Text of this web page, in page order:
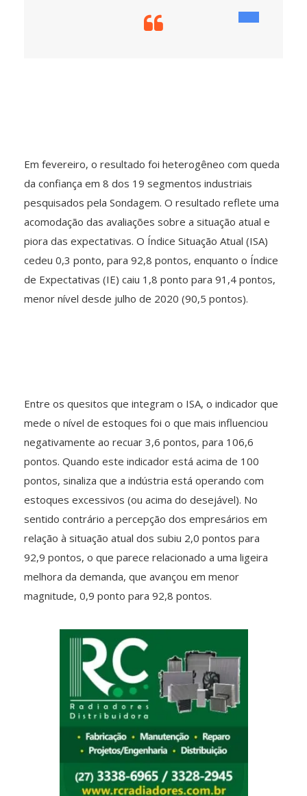
Em fevereiro, o resultado foi heterogêneo com queda
da confiança em 8 dos 19 segmentos industriais
pesquisados pela Sondagem. O resultado reflete uma
acomodação das avaliações sobre a situação atual e
piora das expectativas. O Índice Situação Atual (ISA)
cedeu 0,3 ponto, para 92,8 pontos, enquanto o Índice
de Expectativas (IE) caiu 1,8 ponto para 91,4 pontos,
menor nível desde julho de 2020 (90,5 pontos).
Entre os quesitos que integram o ISA, o indicador que
mede o nível de estoques foi o que mais influenciou
negativamente ao recuar 3,6 pontos, para 106,6
pontos. Quando este indicador está acima de 100
pontos, sinaliza que a indústria está operando com
estoques excessivos (ou acima do desejável). No
sentido contrário a percepção dos empresários em
relação à situação atual dos subiu 2,0 pontos para
92,9 pontos, o que parece relacionado a uma ligeira
melhora da demanda, que avançou em menor
magnitude, 0,9 ponto para 92,8 pontos.